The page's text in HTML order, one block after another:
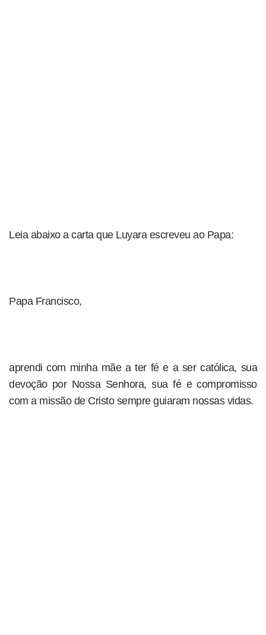
Leia abaixo a carta que Luyara escreveu ao Papa:
Papa Francisco,
aprendi com minha mãe a ter fé e a ser católica, sua
devoção por Nossa Senhora, sua fé e compromisso
com a missão de Cristo sempre guiaram nossas vidas.